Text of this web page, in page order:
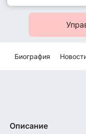
Биография
Описание